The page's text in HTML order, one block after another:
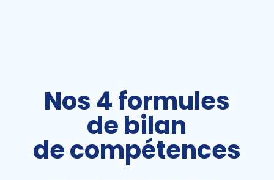
Nos 4 formules
de bilan
de compétences